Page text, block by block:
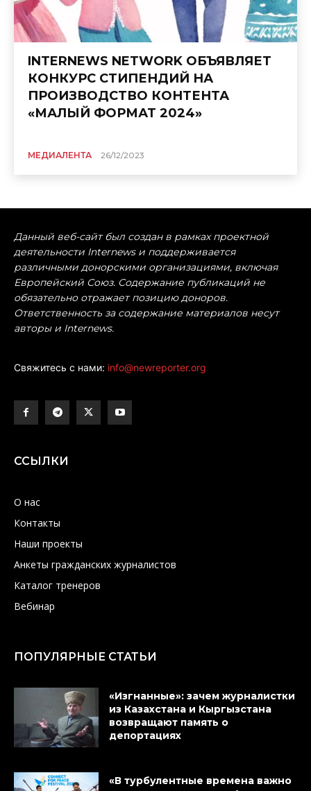
INTERNEWS NETWORK ОБЪЯВЛЯЕТ
КОНКУРС СТИПЕНДИЙ НА
ПРОИЗВОДСТВО КОНТЕНТА
«МАЛЫЙ ФОРМАТ 2024»
МЕДИАЛЕНТА 26/12/2023
Данный веб-сайт был создан в рамках проектной
деятельности Internews и поддерживается
различными донорскими организациями, включая
Европейский Союз. Содержание публикаций не
обязательно отражает позицию доноров.
Ответственность за содержание материалов несут
авторы и Internews.
Свяжитесь с нами: info@newreporter.org
ССЫЛКИ
О нас
Контакты
Наши проекты
Анкеты гражданских журналистов
Каталог тренеров
Вебинар
ПОПУЛЯРНЫЕ СТАТЬИ
«Изгнанные»: зачем журналистки
из Казахстана и Кыргызстана
возвращают память о
депортациях
«В турбулентные времена важно